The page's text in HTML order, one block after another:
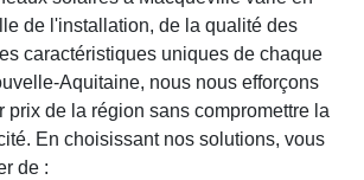
de l'installation, de la qualité des
caractéristiques uniques de chaque
Aquitaine, nous nous efforçons
prix de la région sans compromettre la
En choisissant nos solutions, vous
de :